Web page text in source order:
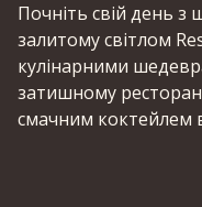
Почніть свій день
залитому світлом
кулінарними
затишному
смачним коктейлем